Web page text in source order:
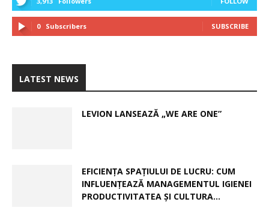
0 Subscribers SUBSCRIBE
LATEST NEWS
LEVION LANSEAZĂ „WE ARE ONE”
EFICIENȚA SPAȚIULUI DE LUCRU: CUM
INFLUENȚEAZĂ MANAGEMENTUL IGIENEI
PRODUCTIVITATEA ȘI CULTURA...